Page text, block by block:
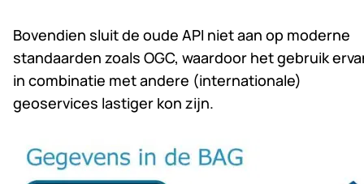
Bovendien sluit de oude API niet aan op moderne
standaarden zoals OGC, waardoor het gebruik
in combinatie met andere (internationale)
geoservices lastiger kon zijn.